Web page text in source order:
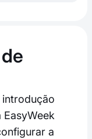
introdução
a